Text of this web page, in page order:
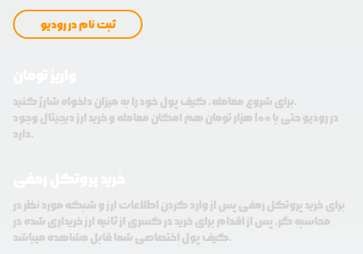
ثبت نام در رودیو
برای شروع معامله، کیف پول خود را به میزان دلخواه شارژ کنید.
در رودیو حتی با 100 هزار تومان هم امکان معامله و خرید ارز دیجیتال وجود
دارد.
برای خرید پروتکل رمفی پس از وارد کردن اطلاعات ارز و شبکه مورد نظر در
محاسبه گر، پس از اقدام برای خرید در کسری از ثانیه ارز خریداری شده در
کیف پول اختصاصی شما قابل مشاهده میباشد.